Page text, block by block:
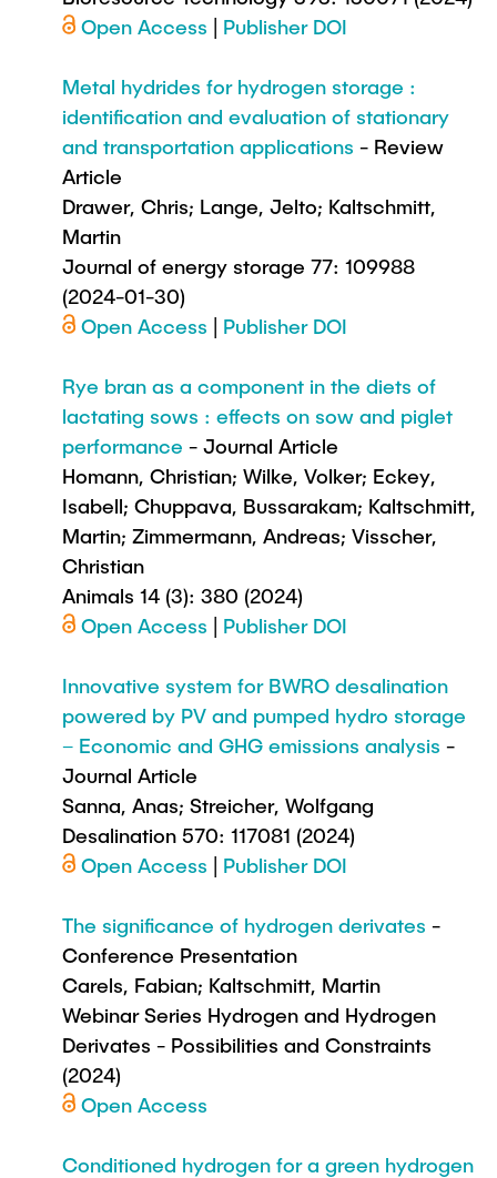
Open Access
Publisher DOI
Metal hydrides for hydrogen storage :
identification and evaluation of stationary
and transportation applications - Review
Article
Drawer, Chris; Lange, Jelto; Kaltschmitt,
Martin
Journal of energy storage 77: 109988
(2024-01-30)
Open Access
Publisher DOI
Rye bran as a component in the diets of
lactating sows : effects on sow and piglet
performance - Journal Article
Homann, Christian; Wilke, Volker; Eckey,
Isabell; Chuppava, Bussarakam; Kaltschmitt,
Martin; Zimmermann, Andreas; Visscher,
Christian
Animals 14 (3): 380 (2024)
Open Access
Publisher DOI
Innovative system for BWRO desalination
powered by PV and pumped hydro storage
– Economic and GHG emissions analysis -
Journal Article
Sanna, Anas; Streicher, Wolfgang
Desalination 570: 117081 (2024)
Open Access
Publisher DOI
The significance of hydrogen derivates -
Conference Presentation
Carels, Fabian; Kaltschmitt, Martin
Webinar Series Hydrogen and Hydrogen
Derivates - Possibilities and Constraints
(2024)
Open Access
Conditioned hydrogen for a green hydrogen